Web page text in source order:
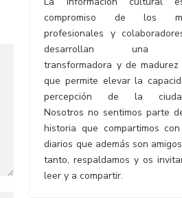
compromiso de los
profesionales y
desarrollan una
transformadora y de madurez
que permite elevar la
percepción de la
Nosotros no sentimos parte
historia que compartimos
diarios que además son
tanto, respaldamos y os
leer y a compartir.